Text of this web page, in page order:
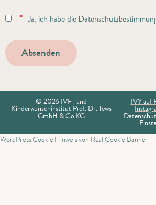
* Ja, ich habe die
© 2026 IVF- und
Kinderwunschinstitut Prof. Dr. Tews
GmbH & Co KG
IVY auf
WordPress Cookie Hinweis von Real Cookie Banner